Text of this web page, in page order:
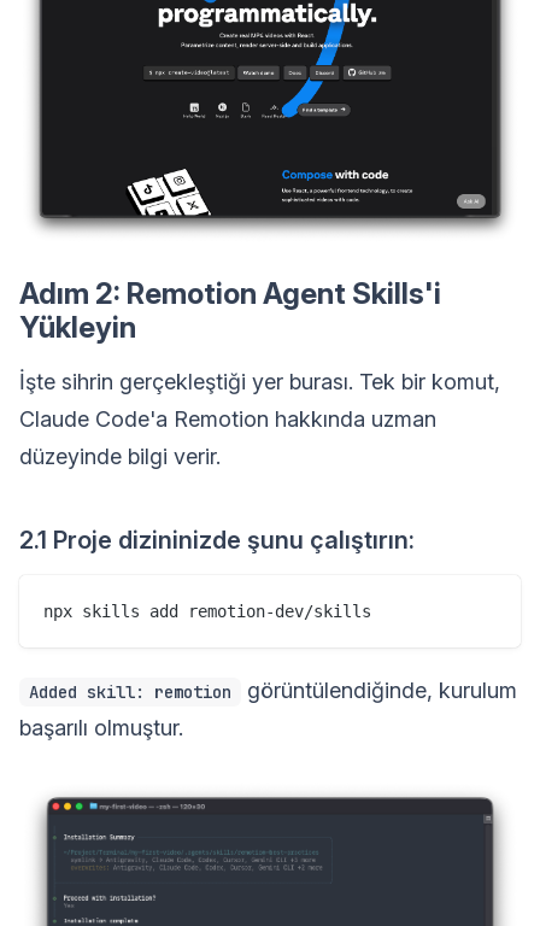
Adım 2: Remotion Agent Skills'i
Yükleyin
İşte sihrin gerçekleştiği yer burası. Tek bir komut,
Claude Code'a Remotion hakkında uzman
düzeyinde bilgi verir.
2.1 Proje dizininizde şunu çalıştırın:
Added skill: remotion
görüntülendiğinde, kurulum
başarılı olmuştur.